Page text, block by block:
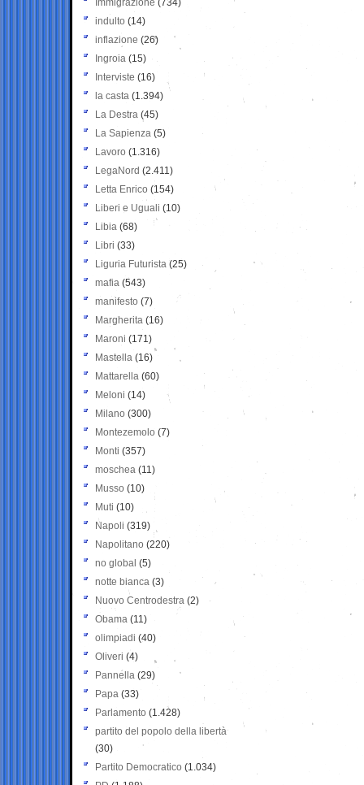
Immigrazione (734)
indulto (14)
inflazione (26)
Ingroia (15)
Interviste (16)
la casta (1.394)
La Destra (45)
La Sapienza (5)
Lavoro (1.316)
LegaNord (2.411)
Letta Enrico (154)
Liberi e Uguali (10)
Libia (68)
Libri (33)
Liguria Futurista (25)
mafia (543)
manifesto (7)
Margherita (16)
Maroni (171)
Mastella (16)
Mattarella (60)
Meloni (14)
Milano (300)
Montezemolo (7)
Monti (357)
moschea (11)
Musso (10)
Muti (10)
Napoli (319)
Napolitano (220)
no global (5)
notte bianca (3)
Nuovo Centrodestra (2)
Obama (11)
olimpiadi (40)
Oliveri (4)
Pannella (29)
Papa (33)
Parlamento (1.428)
partito del popolo della libertà
(30)
Partito Democratico (1.034)